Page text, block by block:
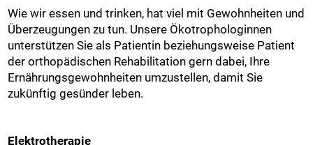
Wie wir essen und trinken, hat viel mit Gewohnheiten und
Überzeugungen zu tun. Unsere Ökotrophologinnen
unterstützen Sie als Patientin beziehungsweise Patient
der orthopädischen Rehabilitation gern dabei, Ihre
Ernährungsgewohnheiten umzustellen, damit Sie
zukünftig gesünder leben.
Elektrotherapie